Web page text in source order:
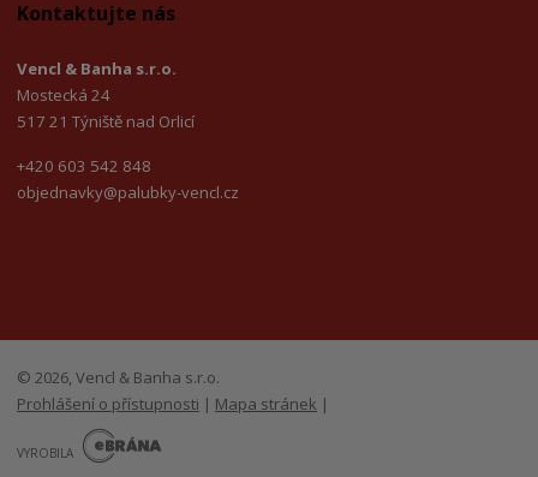
Kontaktujte nás
Vencl & Banha s.r.o.
Mostecká 24
517 21 Týniště nad Orlicí
+420 603 542 848
objednavky@palubky-vencl.cz
© 2026, Vencl & Banha s.r.o.
Prohlášení o přístupnosti | Mapa stránek |
VYROBILA